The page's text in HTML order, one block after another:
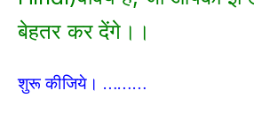
बेहतर कर देंगे।।
शुरू कीजिये। ………